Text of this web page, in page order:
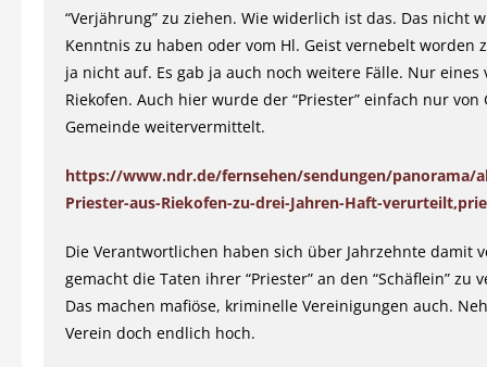
“Verjährung” zu ziehen. Wie widerlich ist das. Das nicht
Kenntnis zu haben oder vom Hl. Geist vernebelt worden
ja nicht auf. Es gab ja auch noch weitere Fälle. Nur eines
Riekofen. Auch hier wurde der “Priester” einfach nur von
Gemeinde weitervermittelt.
https://www.ndr.de/fernsehen/sendungen/panorama/
Priester-aus-Riekofen-zu-drei-Jahren-Haft-
Die Verantwortlichen haben sich über Jahrzehnte damit
gemacht die Taten ihrer “Priester” an den “Schäflein” zu
Das machen mafiöse, kriminelle Vereinigungen auch.
Verein doch endlich hoch.